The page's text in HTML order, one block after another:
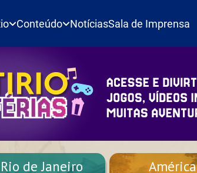
Conteúdo NotíciasSala de Imprensa
Rio de Janeiro América